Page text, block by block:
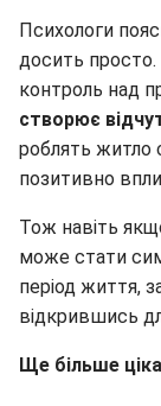
Психологи
досить просто.
контроль над
створює
роблять житло
позитивно
Тож навіть
може стати
період життя,
відкрившись
Ще більше